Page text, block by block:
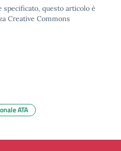
specificato, questo articolo è
Creative Commons
ATA